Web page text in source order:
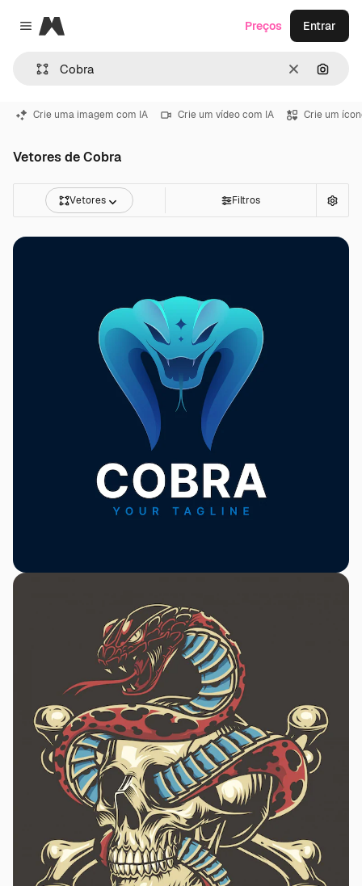
Close menu
Magnific
Limpar
Preços Entrar
Crie uma imagem com IA Crie um vídeo com IA Crie um
Vetores de Cobra
Vetores Filtros